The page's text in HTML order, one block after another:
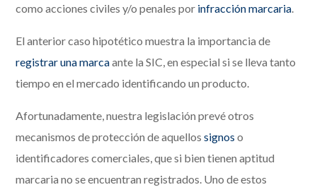
como acciones civiles y/o penales por infracción marcaria.
El anterior caso hipotético muestra la importancia de
registrar una marcaante la SIC, en especial si se lleva tanto
tiempo en el mercado identificando un producto.
Afortunadamente, nuestra legislación prevé otros
mecanismos de protección de aquellossignos o
identificadores comerciales, que si bien tienen aptitud
marcaria no se encuentran registrados. Uno de estos